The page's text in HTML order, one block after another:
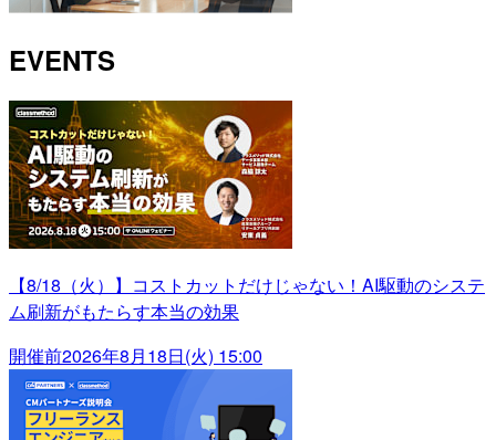
EVENTS
【8/18（火）】コストカットだけじゃない！AI駆動のシステ
ム刷新がもたらす本当の効果
開催前2026年8月18日(火) 15:00